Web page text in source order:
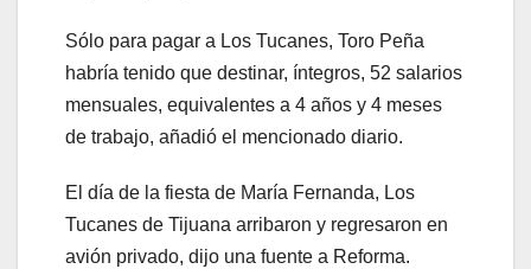
Sólo para pagar a Los Tucanes, Toro Peña
habría tenido que destinar, íntegros, 52 salarios
mensuales, equivalentes a 4 años y 4 meses
de trabajo, añadió el mencionado diario.
El día de la fiesta de María Fernanda, Los
Tucanes de Tijuana arribaron y regresaron en
avión privado, dijo una fuente a Reforma.